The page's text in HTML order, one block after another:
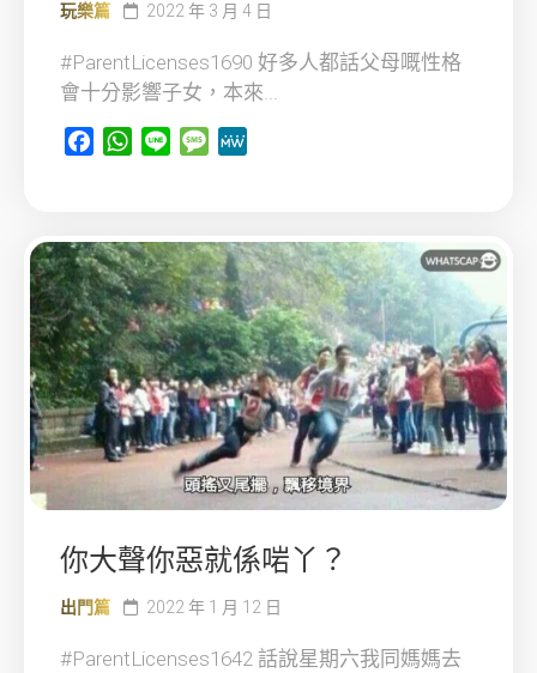
玩樂篇 2022 年 3 月 4 日
#ParentLicenses1690 好多人都話父母嘅性格
會十分影響子女，本來...
FacebookWhatsApp
Line Message
你大聲你惡就係啱丫？
出門篇 2022 年 1 月 12 日
#ParentLicenses1642 話說星期六我同媽媽去